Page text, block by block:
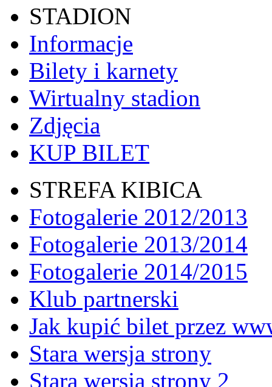
STADION
Informacje
Bilety i karnety
Wirtualny stadion
Zdjęcia
KUP BILET
STREFA KIBICA
Fotogalerie 2012/2013
Fotogalerie 2013/2014
Fotogalerie 2014/2015
Klub partnerski
Jak kupić bilet przez
Stara wersja strony
Stara wersja strony 2